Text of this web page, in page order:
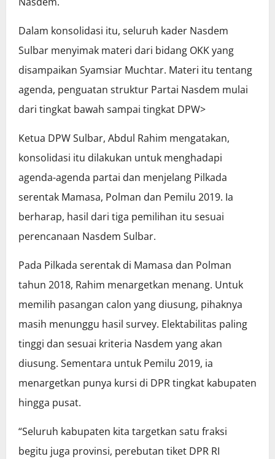
Dalam konsolidasi itu, seluruh kader Nasdem
Sulbar menyimak materi dari bidang OKK yang
disampaikan Syamsiar Muchtar. Materi itu tentang
agenda, penguatan struktur Partai Nasdem mulai
dari tingkat bawah sampai tingkat DPW>
Ketua DPW Sulbar, Abdul Rahim mengatakan,
konsolidasi itu dilakukan untuk menghadapi
agenda-agenda partai dan menjelang Pilkada
serentak Mamasa, Polman dan Pemilu 2019. Ia
berharap, hasil dari tiga pemilihan itu sesuai
perencanaan Nasdem Sulbar.
Pada Pilkada serentak di Mamasa dan Polman
tahun 2018, Rahim menargetkan menang. Untuk
memilih pasangan calon yang diusung, pihaknya
masih menunggu hasil survey. Elektabilitas paling
tinggi dan sesuai kriteria Nasdem yang akan
diusung. Sementara untuk Pemilu 2019, ia
menargetkan punya kursi di DPR tingkat kabupaten
hingga pusat.
“Seluruh kabupaten kita targetkan satu fraksi
begitu juga provinsi, perebutan tiket DPR RI